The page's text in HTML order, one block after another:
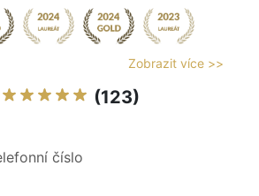
Zobrazit více >>
(123)
číslo